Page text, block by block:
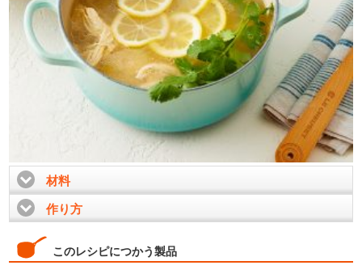
材料click to expand contents
作り方
このレシピにつかう製品